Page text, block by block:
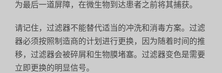
为最后一道屏障，在微生物到达患者之前将其捕获。
请记住，过滤器不能替代适当的冲洗和消毒方案。过滤
器必须按照制造商的计划进行更换，因为随着时间的推
移，过滤器会被碎屑和生物膜堵塞。过滤器变色是需要
立即更换的明显信号。